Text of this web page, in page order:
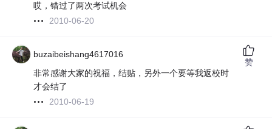
哎，错过了两次考试机会
2010-06-20
buzaibeishang4617016
非常感谢大家的祝福，结贴，另外一个要等我返校时
才会结了
2010-06-19
赞